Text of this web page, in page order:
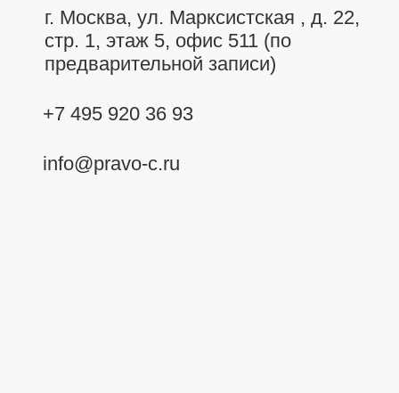
г. Москва, ул. Марксистская , д. 22,
стр. 1, этаж 5, офис 511 (по
предварительной записи)
+7 495 920 36 93
info@pravo-c.ru